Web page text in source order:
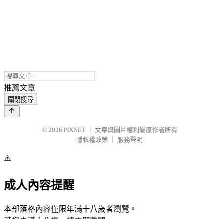
推薦文章
關閉搜尋
© 2026 PIXNET
文章與圖片權利屬原作者所有
隱私權政策
服務聲明
⚠️
成人內容提醒
本部落格內容僅限年滿十八歲者瀏覽。